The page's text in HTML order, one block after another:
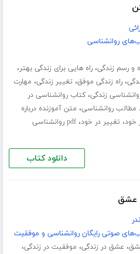
روانشناسی
و رسم زندگی،راه هایی برای زندگی بهتر،
،راه زندگی موفق، تغییر زندگی، مهارت
زندگی،کتاب روانشناسی در
مطالب روانشناسی، متن آموزنده درباره
خود، تغییر در خود،
pdf روانشناسی
دانلود کتاب
عشق
صوتی رایگان روانشناسی و موفقیت
، عشق در زندگی، موفقیت در زندگی،